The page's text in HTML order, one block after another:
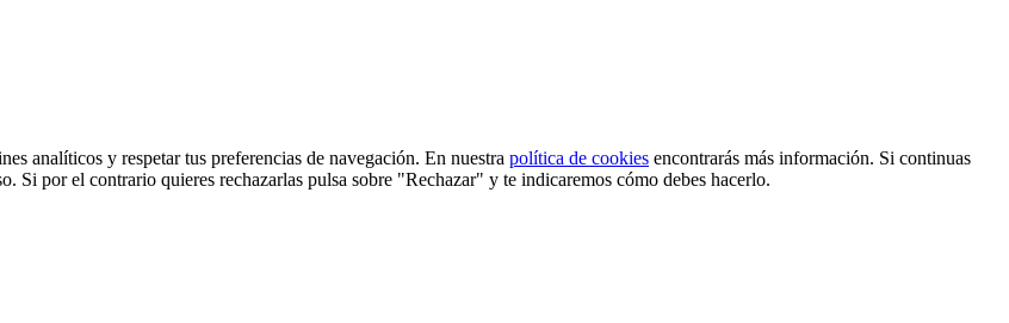
analíticos y respetar tus preferencias de navegación. En nuestra política de cookies encontrarás más información. Si continuas
Si por el contrario quieres rechazarlas pulsa sobre "Rechazar" y te indicaremos cómo debes hacerlo.